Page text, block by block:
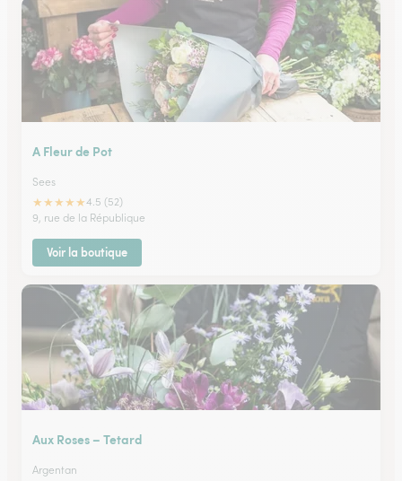
A Fleur de Pot
Sees
★★★★★4.5 (52)
9, rue de la République
Voir la boutique
Aux Roses – Tetard
Argentan